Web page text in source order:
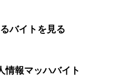
バイトを見る
情報マッハバイト